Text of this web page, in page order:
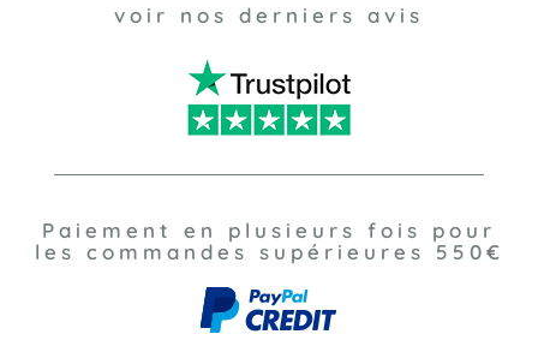
voir nos derniers avis
Paiement en plusieurs fois pour
les commandes supérieures 550€